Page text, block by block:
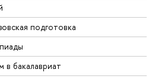
подготовка
в бакалавриат